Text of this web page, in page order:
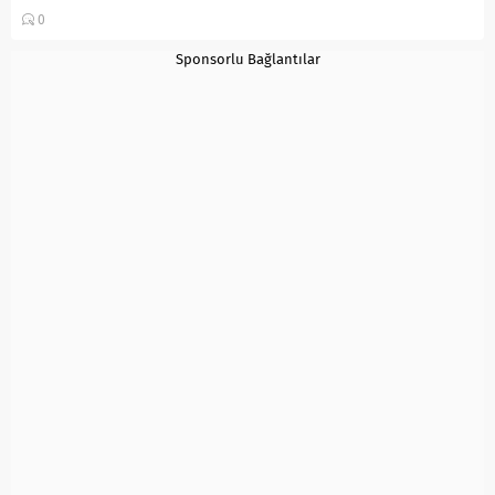
30×22 cm) Malzemeler Hamur için
0
Sponsorlu Bağlantılar